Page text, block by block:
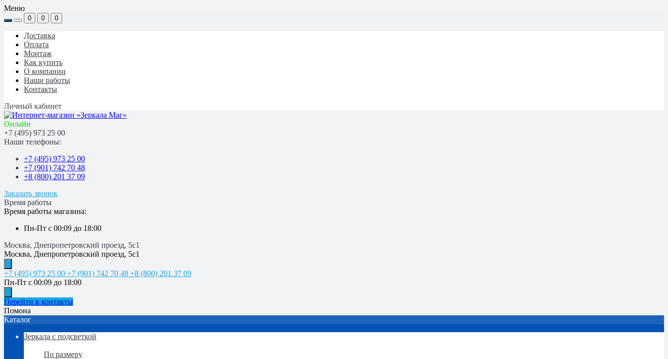
Меню
0 0 0
Доставка
Оплата
Монтаж
Как купить
О компании
Наши работы
Контакты
Личный кабинет
Онлайн
+7 (495) 973 25 00
Наши телефоны:
+7 (495) 973 25 00
+7 (901) 742 70 48
+8 (800) 201 37 09
Заказать звонок
Время работы
Время работы магазина:
Пн-Пт с 00:09 до 18:00
Москва, Днепропетровский проезд, 5с1
Москва, Днепропетровский проезд, 5с1
+7 (495) 973 25 00 +7 (901) 742 70 48 +8 (800) 201 37 09
Пн-Пт с 00:09 до 18:00
Перейти в контакты
Помона
Каталог
Зеркала с подсветкой
По размеру